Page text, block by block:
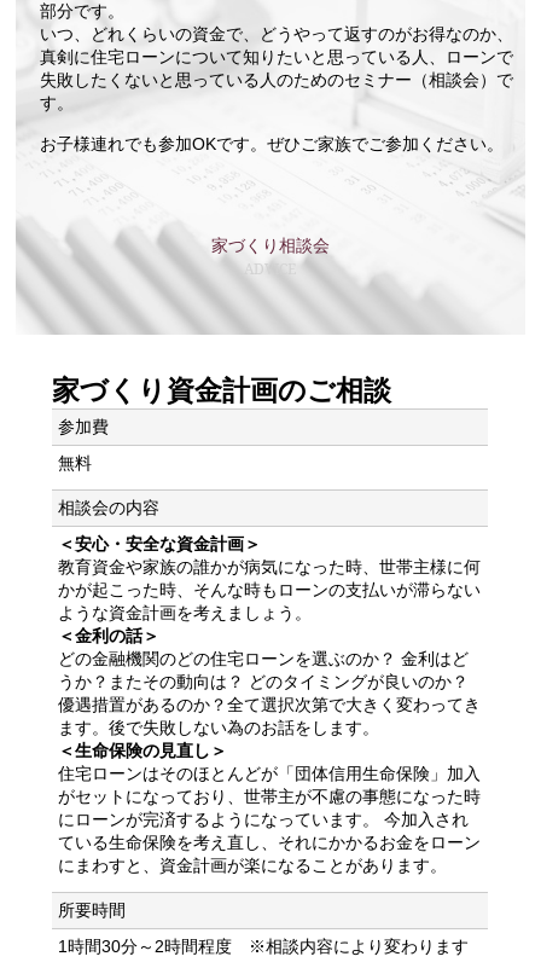
部分です。
いつ、どれくらいの資金で、どうやって返すのがお得なのか、
真剣に住宅ローンについて知りたいと思っている人、ローンで
失敗したくないと思っている人のためのセミナー（相談会）で
す。
お子様連れでも参加OKです。ぜひご家族でご参加ください。
家づくり相談会
ADVICE
家づくり資金計画のご相談
参加費
無料
相談会の内容
＜安心・安全な資金計画＞
教育資金や家族の誰かが病気になった時、世帯主様に何
かが起こった時、そんな時もローンの支払いが滞らない
ような資金計画を考えましょう。
＜金利の話＞
どの金融機関のどの住宅ローンを選ぶのか？ 金利はど
うか？またその動向は？ どのタイミングが良いのか？
優遇措置があるのか？全て選択次第で大きく変わってき
ます。後で失敗しない為のお話をします。
＜生命保険の見直し＞
住宅ローンはそのほとんどが「団体信用生命保険」加入
がセットになっており、世帯主が不慮の事態になった時
にローンが完済するようになっています。 今加入され
ている生命保険を考え直し、それにかかるお金をローン
にまわすと、資金計画が楽になることがあります。
所要時間
1時間30分～2時間程度 ※相談内容により変わります